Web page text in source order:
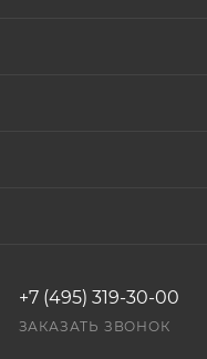
товара на
счета.
+7 (495) 319-30-00
ЗАКАЗАТЬ ЗВОНОК